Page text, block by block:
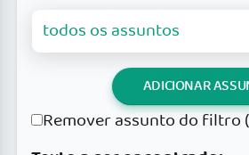
ADICIONAR
Remover assunto do filtro